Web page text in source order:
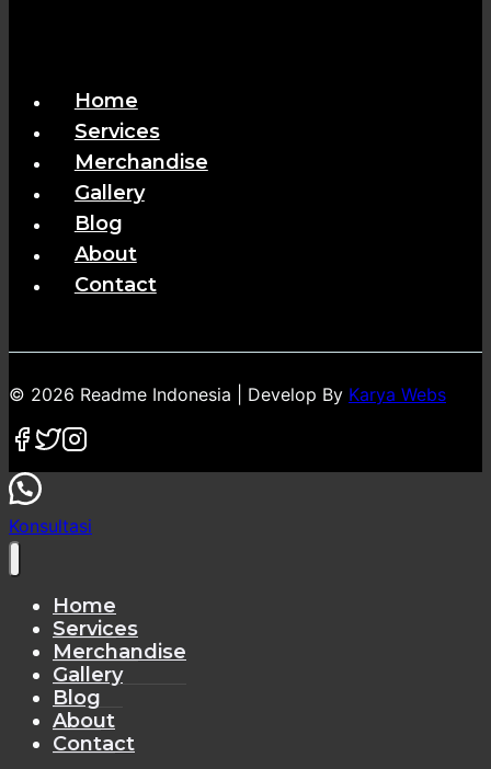
Home
Services
Merchandise
Gallery
Blog
About
Contact
© 2026 Readme Indonesia | Develop By Karya Webs
Konsultasi
Home
Services
Merchandise
Gallery
Blog
About
Contact